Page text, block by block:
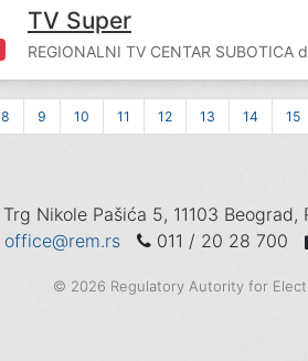
TV Super
REGIONALNI TV CENTAR SUBOTICA
8 9 10 11 12 13 14 15
Trg Nikole Pašića 5, 11103 Beograd,
office@rem.rs
011 / 20 28 700
© 2026 Regulatory Autority for